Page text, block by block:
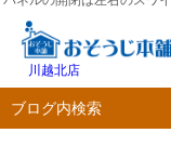
川越北店
ブログ内検索